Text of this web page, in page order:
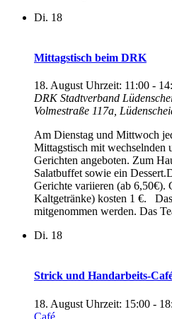
Di. 18
Mittagstisch beim DRK
18. August Uhrzeit: 11:00 -
DRK Stadtverband
Volmestraße 117a,
Am Dienstag und Mittwoch
Mittagstisch mit wechselnden
Gerichten angeboten. Zum
Salatbuffet sowie ein
Gerichte variieren (ab 6,50€).
Kaltgetränke) kosten 1 €.
mitgenommen werden. Das
Di. 18
Strick und Handarbeits-
18. August Uhrzeit: 15:00 -
Café